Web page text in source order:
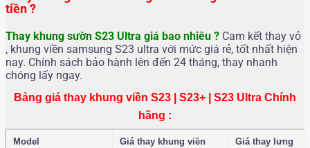
tiền ?
Thay khung sườn S23 Ultra giá bao nhiêu ? Cam kết thay vỏ
, khung viền samsung S23 ultra với mức giá rẻ, tốt nhất hiện
nay. Chính sách bảo hành lên đến 24 tháng, thay nhanh
chóng lấy ngay.
Bảng giá thay khung viền S23 | S23+ | S23 Ultra Chính
hãng :
Model Giá thay khung viền Giá thay lưng